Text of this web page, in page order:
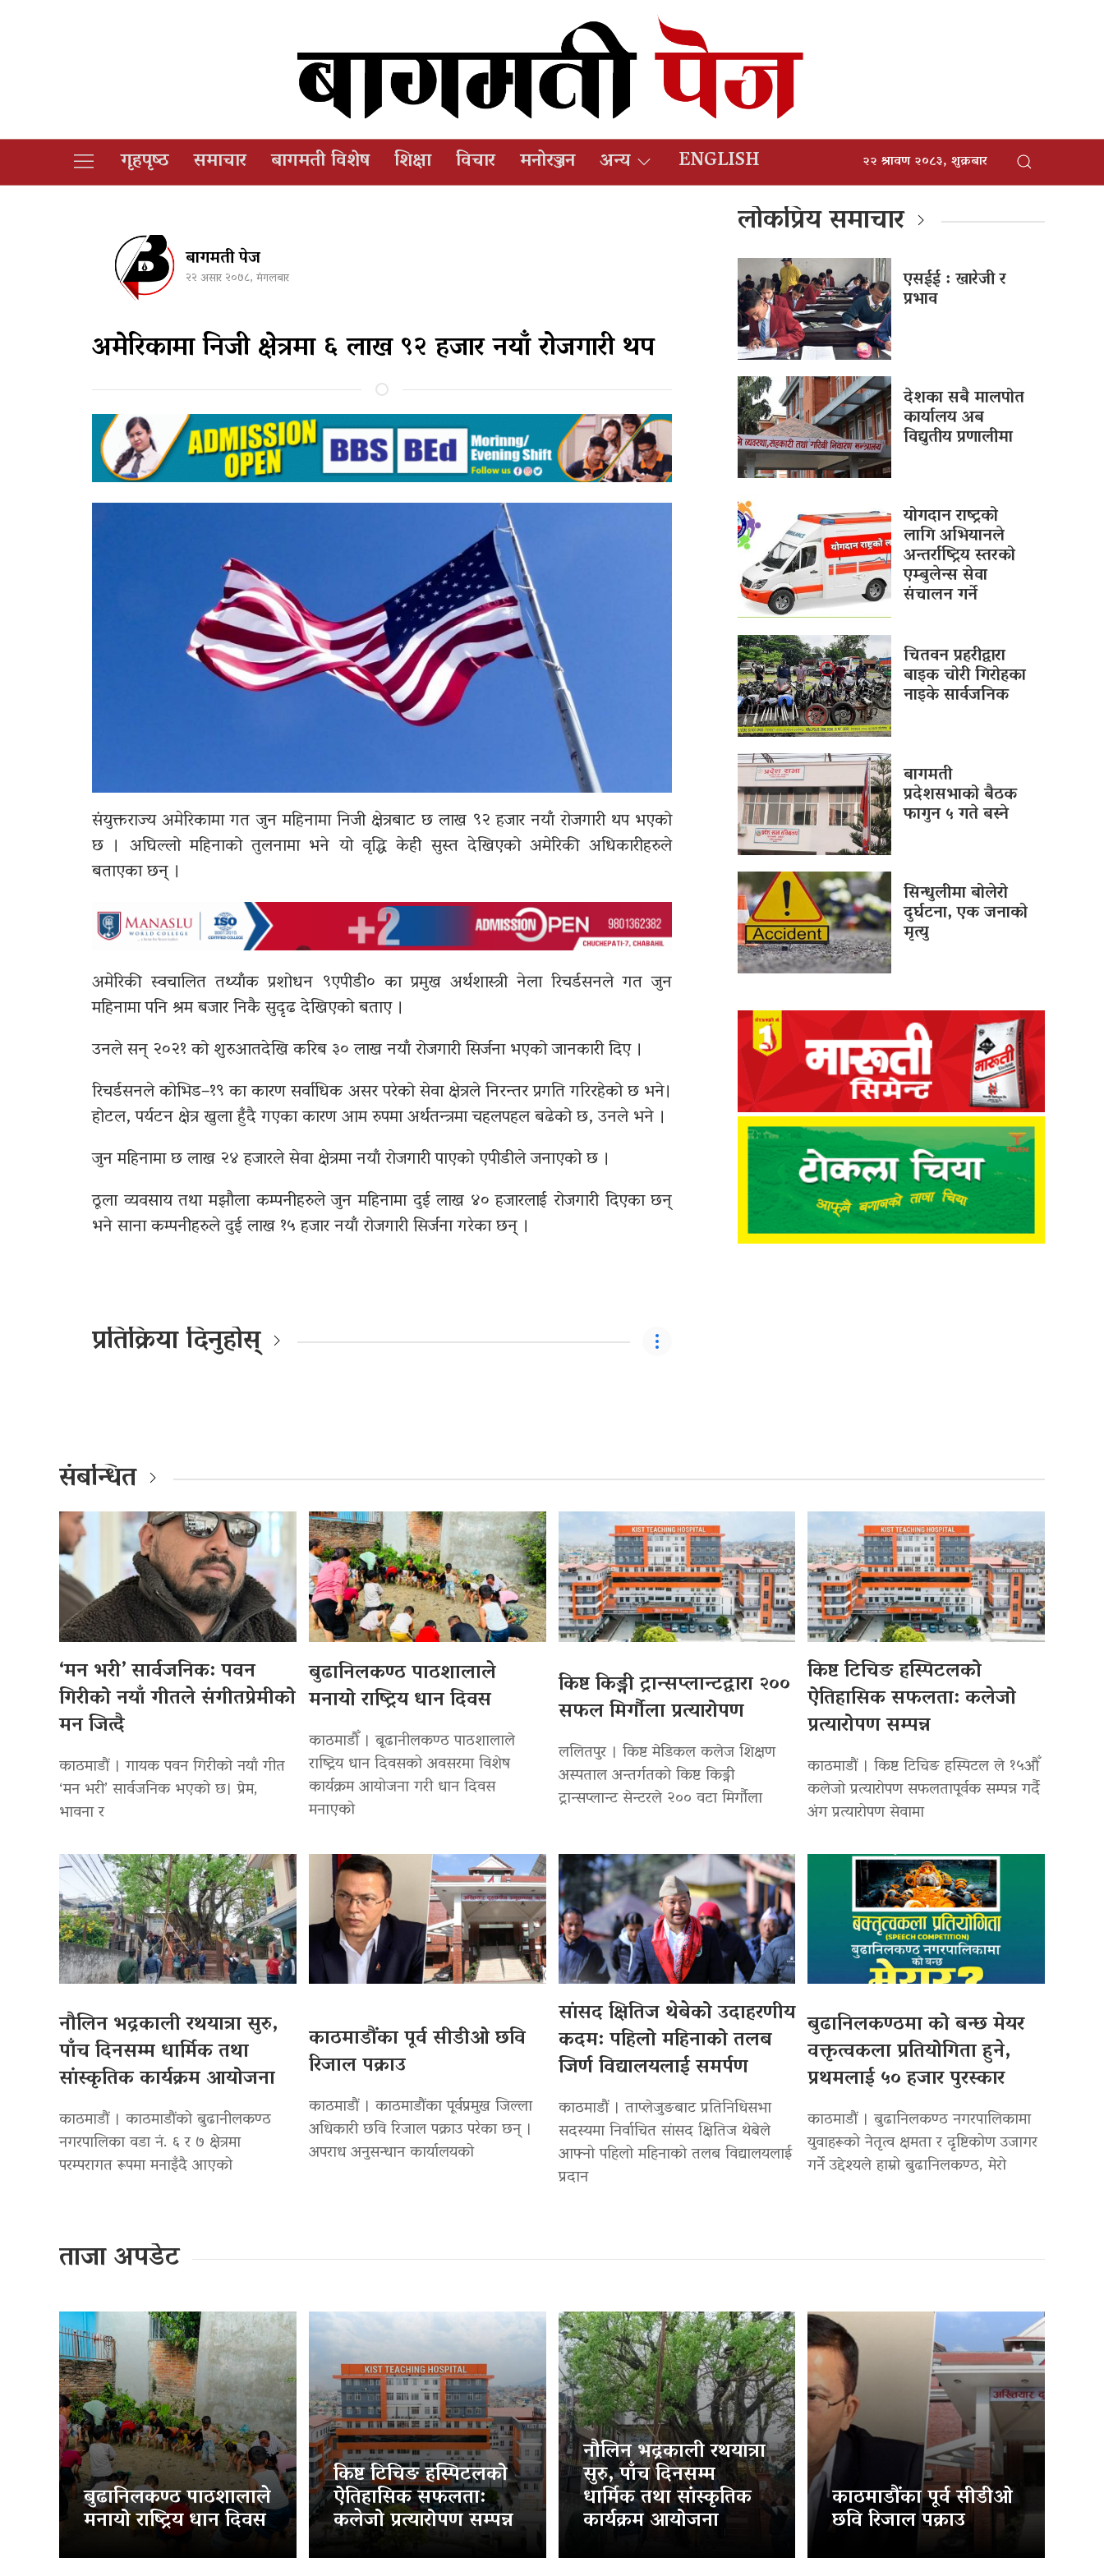
गृहपृष्‍ठ समाचार बागमती विशेष शिक्षा विचार मनोरञ्जन अन्य ENGLISH २२ श्रावण २०८३, शुक्रबार
बागमती पेज
२२ असार २०७८, मंगलबार
अमेरिकामा निजी क्षेत्रमा ६ लाख ९२ हजार नयाँ रोजगारी थप
संयुक्तराज्य अमेरिकामा गत जुन महिनामा निजी क्षेत्रबाट छ लाख ९२ हजार नयाँ रोजगारी थप भएको
छ । अघिल्लो महिनाको तुलनामा भने यो वृद्धि केही सुस्त देखिएको अमेरिकी अधिकारीहरुले
बताएका छन् ।
अमेरिकी स्वचालित तथ्याँक प्रशोधन ९एपीडी० का प्रमुख अर्थशास्त्री नेला रिचर्डसनले गत जुन
महिनामा पनि श्रम बजार निकै सुदृढ देखिएको बताए ।
उनले सन् २०२१ को शुरुआतदेखि करिब ३० लाख नयाँ रोजगारी सिर्जना भएको जानकारी दिए ।
रिचर्डसनले कोभिड–१९ का कारण सर्वाधिक असर परेको सेवा क्षेत्रले निरन्तर प्रगति गरिरहेको छ भने।
होटल, पर्यटन क्षेत्र खुला हुँदै गएका कारण आम रुपमा अर्थतन्त्रमा चहलपहल बढेको छ, उनले भने ।
जुन महिनामा छ लाख २४ हजारले सेवा क्षेत्रमा नयाँ रोजगारी पाएको एपीडीले जनाएको छ ।
ठूला व्यवसाय तथा मझौला कम्पनीहरुले जुन महिनामा दुई लाख ४० हजारलाई रोजगारी दिएका छन्
भने साना कम्पनीहरुले दुई लाख १५ हजार नयाँ रोजगारी सिर्जना गरेका छन् ।
प्रतिक्रिया दिनुहोस्
लोकप्रिय समाचार
एसईई : खारेजी र
प्रभाव
देशका सबै मालपोत
कार्यालय अब
विद्युतीय प्रणालीमा
योगदान राष्ट्रको
लागि अभियानले
अन्तर्राष्ट्रिय स्तरको
एम्बुलेन्स सेवा
संचालन गर्ने
चितवन प्रहरीद्वारा
बाइक चोरी गिरोहका
नाइके सार्वजनिक
बागमती
प्रदेशसभाको बैठक
फागुन ५ गते बस्ने
सिन्धुलीमा बोलेरो
दुर्घटना, एक जनाको
मृत्यु
संबन्धित
‘मन भरी’ सार्वजनिक: पवन
गिरीको नयाँ गीतले संगीतप्रेमीको
मन जित्दै
काठमाडौं । गायक पवन गिरीको नयाँ गीत
‘मन भरी’ सार्वजनिक भएको छ। प्रेम,
भावना र
बुढानिलकण्ठ पाठशालाले
मनायो राष्ट्रिय धान दिवस
काठमाडौँ । बूढानीलकण्ठ पाठशालाले
राष्ट्रिय धान दिवसको अवसरमा विशेष
कार्यक्रम आयोजना गरी धान दिवस
मनाएको
किष्ट किड्नी ट्रान्सप्लान्टद्वारा २००
सफल मिर्गौला प्रत्यारोपण
ललितपुर । किष्ट मेडिकल कलेज शिक्षण
अस्पताल अन्तर्गतको किष्ट किड्नी
ट्रान्सप्लान्ट सेन्टरले २०० वटा मिर्गौला
किष्ट टिचिङ हस्पिटलको
ऐतिहासिक सफलता: कलेजो
प्रत्यारोपण सम्पन्न
काठमाडौं । किष्ट टिचिङ हस्पिटल ले १५औँ
कलेजो प्रत्यारोपण सफलतापूर्वक सम्पन्न गर्दै
अंग प्रत्यारोपण सेवामा
नौलिन भद्रकाली रथयात्रा सुरु,
पाँच दिनसम्म धार्मिक तथा
सांस्कृतिक कार्यक्रम आयोजना
काठमाडौं । काठमाडौंको बुढानीलकण्ठ
नगरपालिका वडा नं. ६ र ७ क्षेत्रमा
परम्परागत रूपमा मनाइँदै आएको
काठमाडौंका पूर्व सीडीओ छवि
रिजाल पक्राउ
काठमाडौं । काठमाडौंका पूर्वप्रमुख जिल्ला
अधिकारी छवि रिजाल पक्राउ परेका छन् ।
अपराध अनुसन्धान कार्यालयको
सांसद क्षितिज थेबेको उदाहरणीय
कदम: पहिलो महिनाको तलब
जिर्ण विद्यालयलाई समर्पण
काठमाडौं । ताप्लेजुङबाट प्रतिनिधिसभा
सदस्यमा निर्वाचित सांसद क्षितिज थेबेले
आफ्नो पहिलो महिनाको तलब विद्यालयलाई
प्रदान
बुढानिलकण्ठमा को बन्छ मेयर
वक्तृत्वकला प्रतियोगिता हुने,
प्रथमलाई ५० हजार पुरस्कार
काठमाडौं । बुढानिलकण्ठ नगरपालिकामा
युवाहरूको नेतृत्व क्षमता र दृष्टिकोण उजागर
गर्ने उद्देश्यले हाम्रो बुढानिलकण्ठ, मेरो
ताजा अपडेट
बुढानिलकण्ठ पाठशालाले
मनायो राष्ट्रिय धान दिवस
किष्ट टिचिङ हस्पिटलको
ऐतिहासिक सफलता:
कलेजो प्रत्यारोपण सम्पन्न
नौलिन भद्रकाली रथयात्रा
सुरु, पाँच दिनसम्म
धार्मिक तथा सांस्कृतिक
कार्यक्रम आयोजना
काठमाडौंका पूर्व सीडीओ
छवि रिजाल पक्राउ